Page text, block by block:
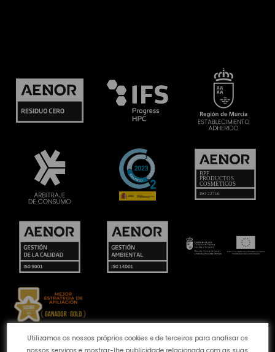
Utilizamos os nossos próprios cookies e de terceiros para analisar os
Canal de queixas Política de Cookies
Política de